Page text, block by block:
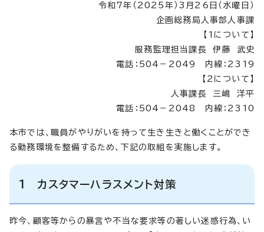
令和7年（2025年）3月26日（水曜日）
企画総務局人事部人事課
【1について】
服務監理担当課長 伊藤 武史
電話：504－2049 内線：2319
【2について】
人事課長 三嶋 洋平
電話：504－2048 内線：2310
本市では、職員がやりがいを持って生き生きと働くことができ
る勤務環境を整備するため、下記の取組を実施します。
1 カスタマーハラスメント対策
昨今、顧客等からの暴言や不当な要求等の著しい迷惑行為、い